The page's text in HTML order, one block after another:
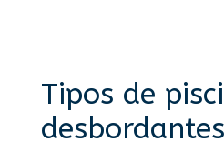
Tipos de
desbordantes